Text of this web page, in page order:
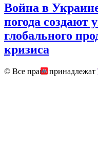
Война в
погода создают
глобального
кризиса
© Все права принадлежат